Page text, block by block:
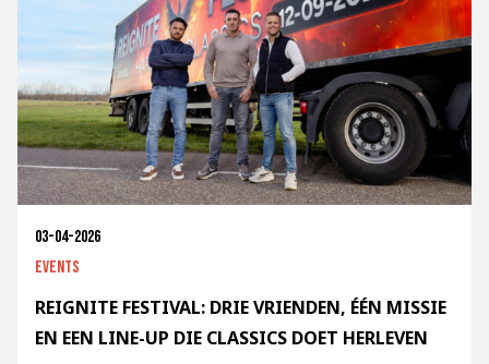
03-04-2026
Events
REIGNITE FESTIVAL: DRIE VRIENDEN, ÉÉN MISSIE
EN EEN LINE-UP DIE CLASSICS DOET HERLEVEN